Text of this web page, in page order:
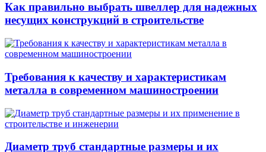
Как правильно выбрать швеллер для надежных
несущих конструкций в строительстве
Требования к качеству и характеристикам
металла в современном машиностроении
Диаметр труб стандартные размеры и их